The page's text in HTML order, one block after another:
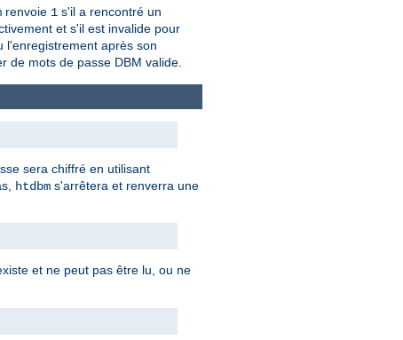
renvoie 1 s'il a rencontré un
et s'il est invalide pour
l'enregistrement après son
de mots de passe DBM valide.
sera chiffré en utilisant
htdbm s'arrêtera et renverra une
et ne peut pas être lu, ou ne